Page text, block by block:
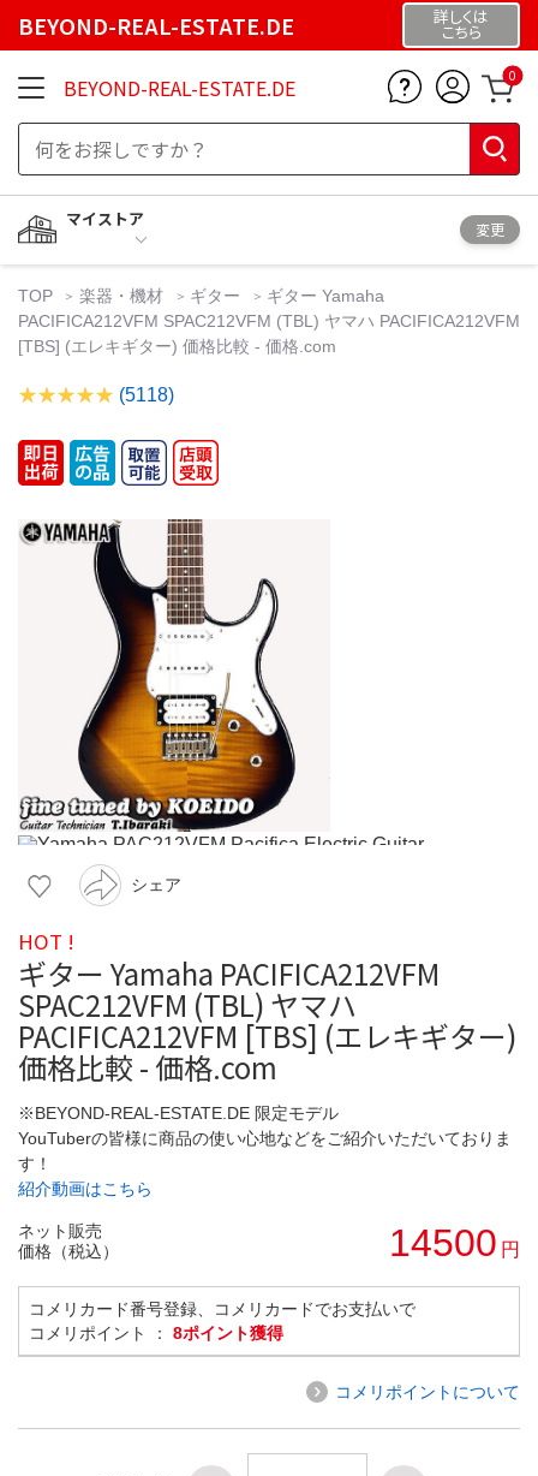
BEYOND-REAL-ESTATE.DE 詳しくは
こちら
BEYOND-REAL-ESTATE.DE 0
マイストア
変更
TOP 楽器・機材 ギター
ギター Yamaha
PACIFICA212VFM SPAC212VFM (TBL) ヤマハ PACIFICA212VFM
[TBS] (エレキギター) 価格比較 - 価格.com
(5118)
シェア
HOT !
ギター Yamaha PACIFICA212VFM
SPAC212VFM (TBL) ヤマハ
PACIFICA212VFM [TBS] (エレキギター)
価格比較 - 価格.com
※BEYOND-REAL-ESTATE.DE 限定モデル
YouTuberの皆様に商品の使い心地などをご紹介いただいておりま
す！
紹介動画はこちら
ネット販売
価格（税込）
14500 円
コメリカード番号登録、コメリカードでお支払いで
コメリポイント ： 8ポイント獲得
コメリポイントについて